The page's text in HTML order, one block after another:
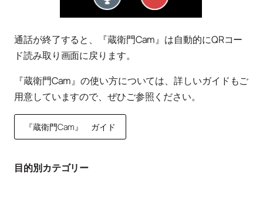
目的別カテゴリー
通話が終了すると、『蔵衛門Cam』は自動的にQRコー
ド読み取り画面に戻ります。
『蔵衛門Cam』の使い方については、詳しいガイドもご
用意していますので、ぜひご参照ください。
『蔵衛門Cam』 ガイド